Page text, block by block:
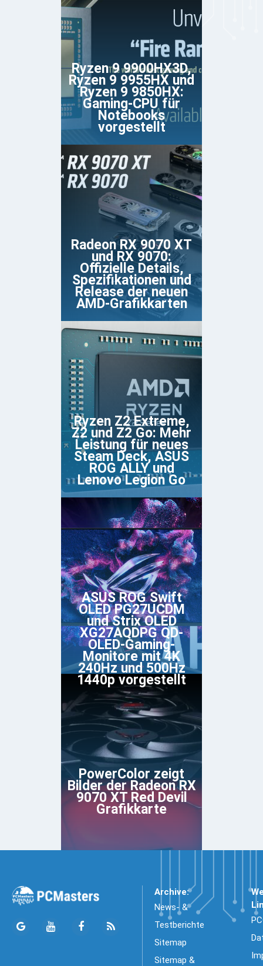
Ryzen 9 9900HX3D,
Ryzen 9 9955HX und
Ryzen 9 9850HX:
Gaming-CPU für
Notebooks
vorgestellt
Radeon RX 9070 XT
und RX 9070:
Offizielle Details,
Spezifikationen und
Release der neuen
AMD-Grafikkarten
Ryzen Z2 Extreme,
Z2 und Z2 Go: Mehr
Leistung für neues
Steam Deck, ASUS
ROG ALLY und
Lenovo Legion Go
ASUS ROG Swift
OLED PG27UCDM
und Strix OLED
XG27AQDPG QD-
OLED-Gaming-
Monitore mit 4K
240Hz und 500Hz
1440p vorgestellt
PowerColor zeigt
Bilder der Radeon RX
9070 XT Red Devil
Grafikkarte
Archive:
News- &
Testberichte
Sitemap
Sitemap &